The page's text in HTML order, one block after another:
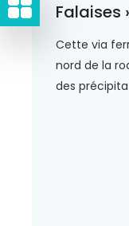
Falaises
Cette via
nord de la
des